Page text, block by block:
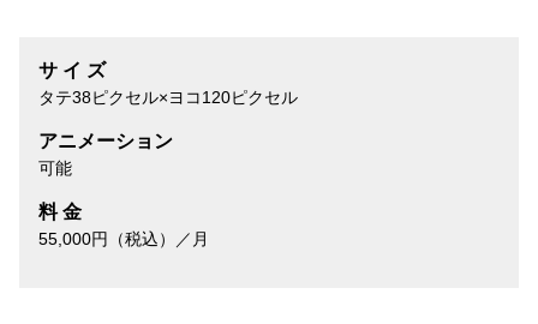
サ イ ズ
タテ38ピクセル×ヨコ120ピクセル
アニメーション
可能
料 金
55,000円（税込）／月